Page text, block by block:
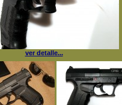
ver detalle...